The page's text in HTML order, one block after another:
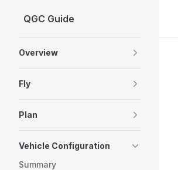
Skip to content
QGC Guide
Overview
Fly
Plan
Vehicle Configuration
Summary